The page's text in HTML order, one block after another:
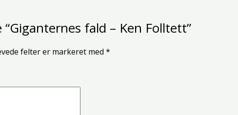
fald – Ken Folltett”
felter er markeret med *